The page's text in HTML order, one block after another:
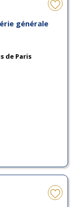
générale
de Paris